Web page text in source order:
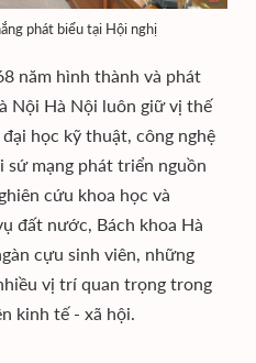
phát biểu tại Hội nghị
năm hình thành và phát
Nội Hà Nội luôn giữ vị thế
học kỹ thuật, công nghệ
sứ mạng phát triển nguồn
cứu khoa học và
đất nước, Bách khoa Hà
cựu sinh viên, những
vị trí quan trọng trong
kinh tế - xã hội.